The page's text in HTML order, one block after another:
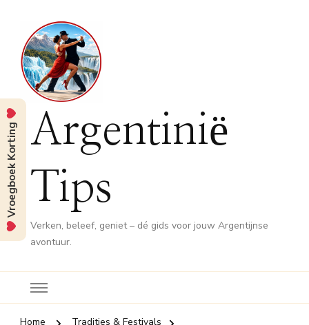
Argentinië
Tips
Verken, beleef, geniet – dé gids voor jouw Argentijnse
avontuur.
Home
Tradities & Festivals
Vroegboek Korting